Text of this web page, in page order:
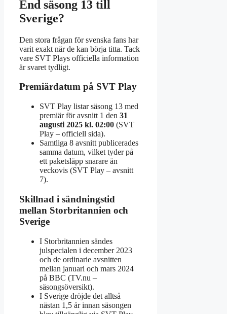
End säsong 13 till
Sverige?
Den stora frågan för svenska fans har
varit exakt när de kan börja titta. Tack
vare SVT Plays officiella information
är svaret tydligt.
Premiärdatum på SVT Play
SVT Play listar säsong 13 med
premiär för avsnitt 1 den 31
augusti 2025 kl. 02:00 (SVT
Play – officiell sida).
Samtliga 8 avsnitt publicerades
samma datum, vilket tyder på
ett paketsläpp snarare än
veckovis (SVT Play – avsnitt
7).
Skillnad i sändningstid
mellan Storbritannien och
Sverige
I Storbritannien sändes
julspecialen i december 2023
och de ordinarie avsnitten
mellan januari och mars 2024
på BBC (TV.nu –
säsongsöversikt).
I Sverige dröjde det alltså
nästan 1,5 år innan säsongen